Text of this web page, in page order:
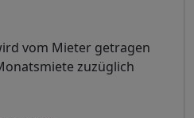
vom Mieter getragen
zuzüglich